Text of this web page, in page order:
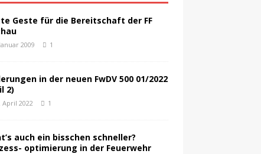
Geste für die Bereitschaft der FF
2009 1
in der neuen FwDV 500 01/2022
2)
April 2022 1
auch ein bisschen schneller?
optimierung in der Feuerwehr